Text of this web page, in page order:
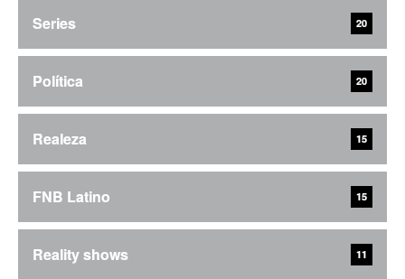
Series 20
Política 20
Realeza 15
FNB Latino 15
Reality shows 11